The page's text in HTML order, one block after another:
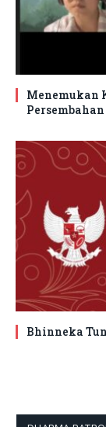
Menemukan
Persembahan
Bhinneka